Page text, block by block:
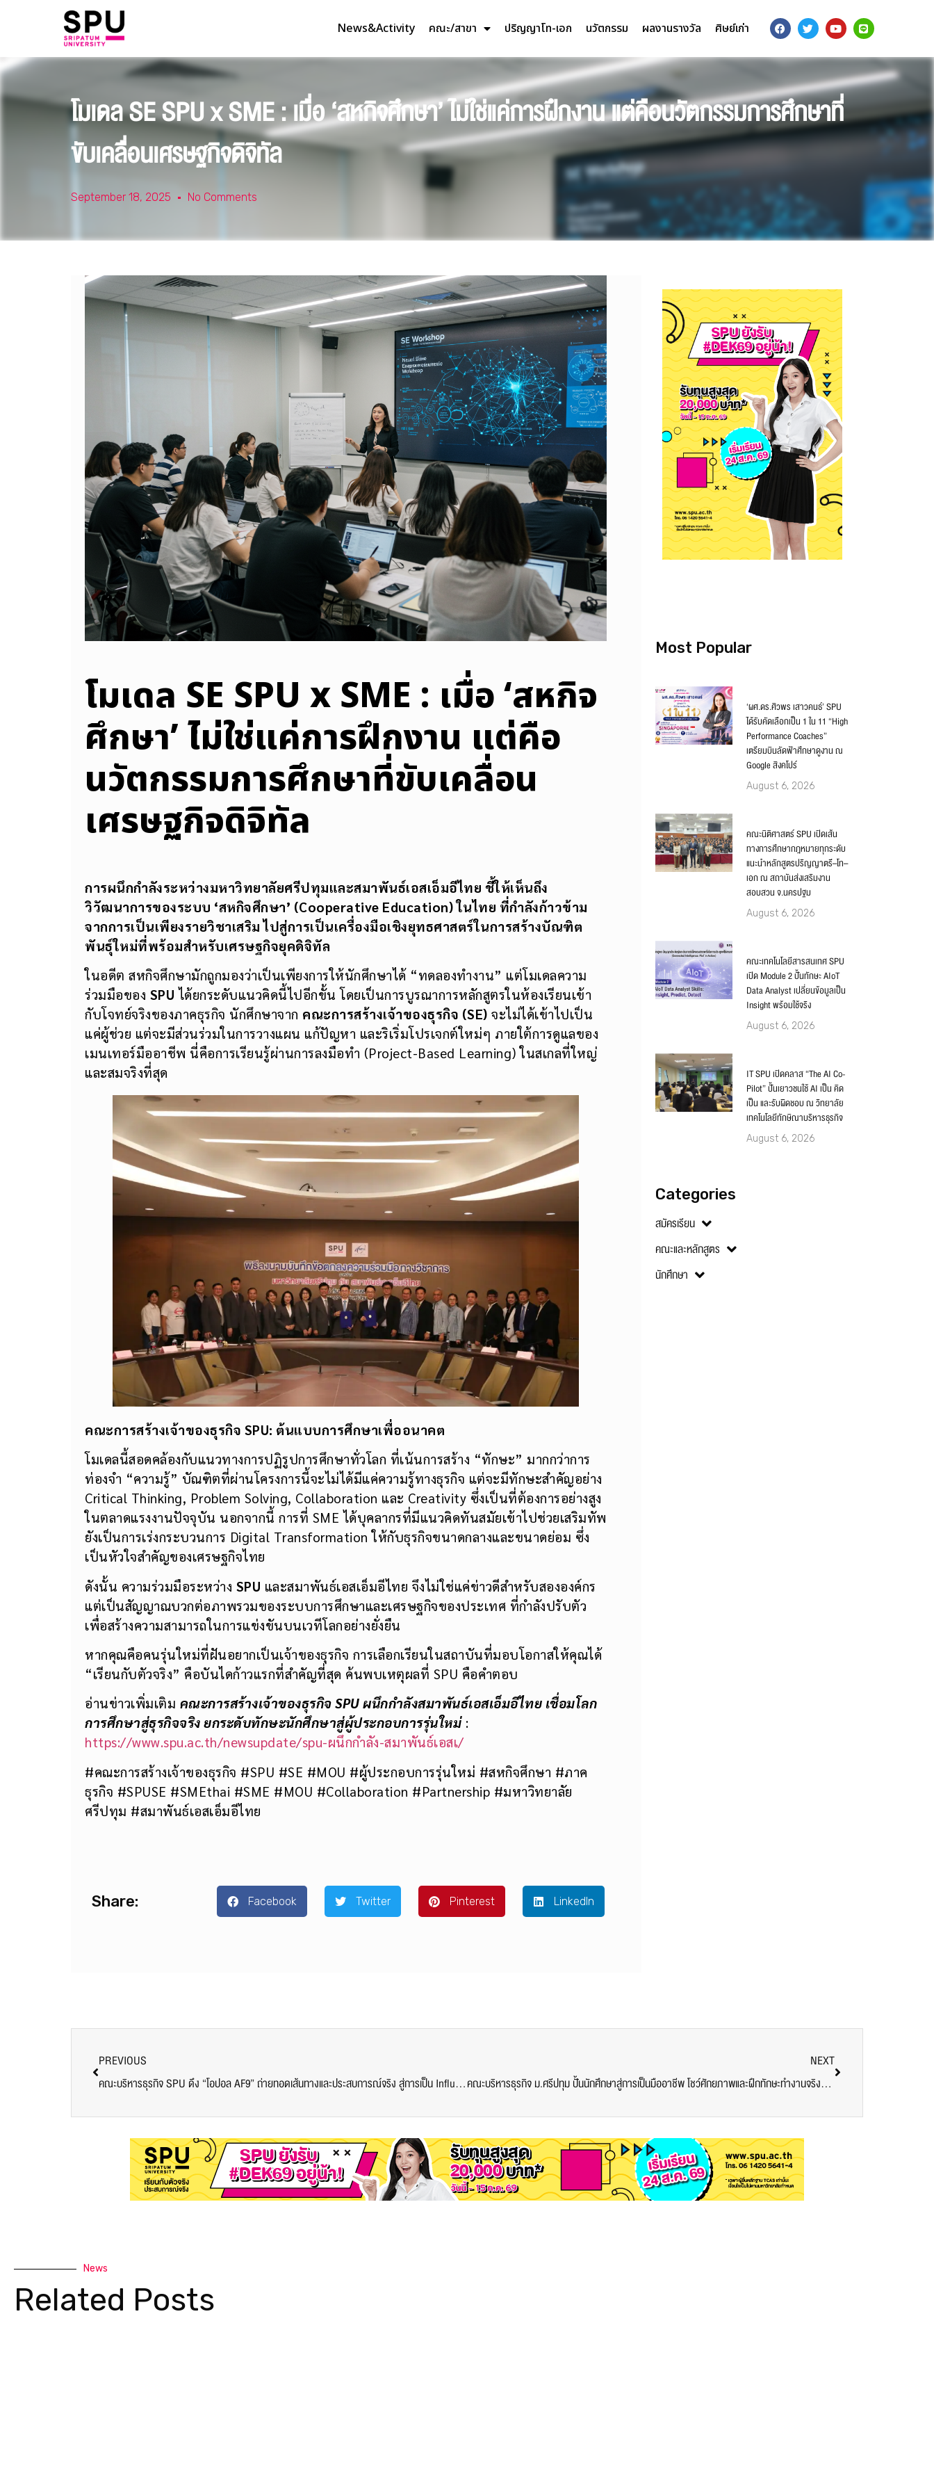
News&Activity คณะ/สาขา ปริญญาโท-เอก นวัตกรรม ผลงานรางวัล ศิษย์เก่า
โมเดล SE SPU x SME : เมื่อ ‘สหกิจศึกษา’ ไม่ใช่แค่การฝึกงาน แต่คือนวัตกรรมการศึกษาที่
ขับเคลื่อนเศรษฐกิจดิจิทัล
September 18, 2025 No Comments
โมเดล SE SPU x SME : เมื่อ ‘สหกิจ
ศึกษา’ ไม่ใช่แค่การฝึกงาน แต่คือ
นวัตกรรมการศึกษาที่ขับเคลื่อน
เศรษฐกิจดิจิทัล
การผนึกกำลังระหว่างมหาวิทยาลัยศรีปทุมและสมาพันธ์เอสเอ็มอีไทย ชี้ให้เห็นถึง
วิวัฒนาการของระบบ ‘สหกิจศึกษา’ (Cooperative Education)ในไทย ที่กำลังก้าวข้าม
จากการเป็นเพียงรายวิชาเสริม ไปสู่การเป็นเครื่องมือเชิงยุทธศาสตร์ในการสร้างบัณฑิต
พันธุ์ใหม่ที่พร้อมสำหรับเศรษฐกิจยุคดิจิทัล
ในอดีต สหกิจศึกษามักถูกมองว่าเป็นเพียงการให้นักศึกษาได้ “ทดลองทำงาน” แต่โมเดลความ
ร่วมมือของ SPU ได้ยกระดับแนวคิดนี้ไปอีกขั้น โดยเป็นการบูรณาการหลักสูตรในห้องเรียนเข้า
กับโจทย์จริงของภาคธุรกิจ นักศึกษาจาก คณะการสร้างเจ้าของธุรกิจ (SE) จะไม่ได้เข้าไปเป็น
แค่ผู้ช่วย แต่จะมีส่วนร่วมในการวางแผน แก้ปัญหา และริเริ่มโปรเจกต์ใหม่ๆ ภายใต้การดูแลของ
เมนเทอร์มืออาชีพ นี่คือการเรียนรู้ผ่านการลงมือทำ (Project-Based Learning) ในสเกลที่ใหญ่
และสมจริงที่สุด
คณะการสร้างเจ้าของธุรกิจ SPU: ต้นแบบการศึกษาเพื่ออนาคต
โมเดลนี้สอดคล้องกับแนวทางการปฏิรูปการศึกษาทั่วโลก ที่เน้นการสร้าง “ทักษะ” มากกว่าการ
ท่องจำ “ความรู้” บัณฑิตที่ผ่านโครงการนี้จะไม่ได้มีแค่ความรู้ทางธุรกิจ แต่จะมีทักษะสำคัญอย่าง
Critical Thinking, Problem Solving, Collaboration และ Creativity ซึ่งเป็นที่ต้องการอย่างสูง
ในตลาดแรงงานปัจจุบัน นอกจากนี้ การที่ SME ได้บุคลากรที่มีแนวคิดทันสมัยเข้าไปช่วยเสริมทัพ
ยังเป็นการเร่งกระบวนการ Digital Transformation ให้กับธุรกิจขนาดกลางและขนาดย่อม ซึ่ง
เป็นหัวใจสำคัญของเศรษฐกิจไทย
ดังนั้น ความร่วมมือระหว่าง SPU และสมาพันธ์เอสเอ็มอีไทย จึงไม่ใช่แค่ข่าวดีสำหรับสององค์กร
แต่เป็นสัญญาณบวกต่อภาพรวมของระบบการศึกษาและเศรษฐกิจของประเทศ ที่กำลังปรับตัว
เพื่อสร้างความสามารถในการแข่งขันบนเวทีโลกอย่างยั่งยืน
หากคุณคือคนรุ่นใหม่ที่ฝันอยากเป็นเจ้าของธุรกิจ การเลือกเรียนในสถาบันที่มอบโอกาสให้คุณได้
“เรียนกับตัวจริง” คือบันไดก้าวแรกที่สำคัญที่สุด ค้นพบเหตุผลที่ SPU คือคำตอบ
อ่านข่าวเพิ่มเติม คณะการสร้างเจ้าของธุรกิจ SPU ผนึกกำลังสมาพันธ์เอสเอ็มอีไทย เชื่อมโลก
การศึกษาสู่ธุรกิจจริง ยกระดับทักษะนักศึกษาสู่ผู้ประกอบการรุ่นใหม่:
https://www.spu.ac.th/newsupdate/spu-ผนึกกำลัง-สมาพันธ์เอสเ/
#คณะการสร้างเจ้าของธุรกิจ #SPU #SE #MOU #ผู้ประกอบการรุ่นใหม่ #สหกิจศึกษา #ภาค
ธุรกิจ #SPUSE #SMEthai #SME #MOU #Collaboration #Partnership #มหาวิทยาลัย
ศรีปทุม #สมาพันธ์เอสเอ็มอีไทย
Share: Facebook Twitter Pinterest LinkedIn
Most Popular
‘ผศ.ดร.ศิวพร เสาวคนธ์’ SPU
ได้รับคัดเลือกเป็น 1 ใน 11 “High
Performance Coaches”
เตรียมบินลัดฟ้าศึกษาดูงาน ณ
Google สิงคโปร์
August 6, 2026
คณะนิติศาสตร์ SPU เปิดเส้น
ทางการศึกษากฎหมายทุกระดับ
แนะนำหลักสูตรปริญญาตรี–โท–
เอก ณ สถาบันส่งเสริมงาน
สอบสวน จ.นครปฐม
August 6, 2026
คณะเทคโนโลยีสารสนเทศ SPU
เปิด Module 2 ปั้นทักษะ AIoT
Data Analyst เปลี่ยนข้อมูลเป็น
Insight พร้อมใช้จริง
August 6, 2026
IT SPU เปิดคลาส “The AI Co-
Pilot” ปั้นเยาวชนใช้ AI เป็น คิด
เป็น และรับผิดชอบ ณ วิทยาลัย
เทคโนโลยีทักษิณาบริหารธุรกิจ
August 6, 2026
Categories
สมัครเรียน
คณะและหลักสูตร
นักศึกษา
PREVIOUS
คณะบริหารธุรกิจ SPU ดึง “โอปอล AF9” ถ่ายทอดเส้นทางและประสบการณ์จริง สู่การเป็น Influencer มืออาชีพบนโลกดิจิทัล
NEXT
คณะบริหารธุรกิจ ม.ศรีปทุม ปั้นนักศึกษาสู่การเป็นมืออาชีพ โชว์ศักยภาพและฝึกทักษะทำงานจริงบนเวทีธุรกิจระดับประเทศ
News
Related Posts